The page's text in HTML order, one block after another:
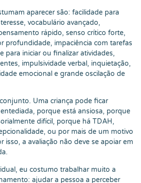
aparecer são: facilidade para
vocabulário avançado,
rápido, senso crítico forte,
profundidade, impaciência com tarefas
para iniciar ou finalizar atividades,
impulsividade verbal, inquietação,
emocional e grande oscilação de
Uma criança pode ficar
porque está ansiosa, porque
difícil, porque há TDAH,
ou por mais de um motivo
isso, a avaliação não deve se apoiar em
eu costumo trabalhar muito a
ajudar a pessoa a perceber